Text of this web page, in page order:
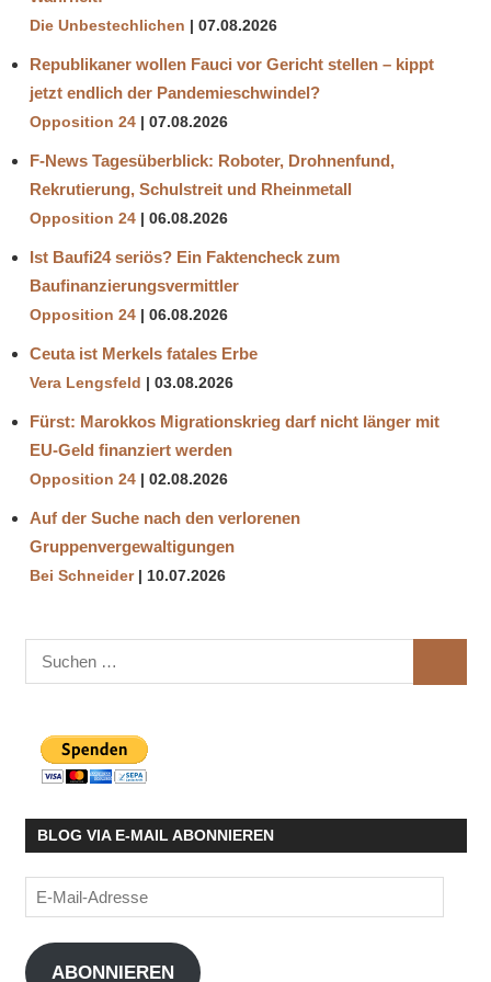
Die Unbestechlichen 07.08.2026
Republikaner wollen Fauci vor Gericht stellen – kippt
jetzt endlich der Pandemieschwindel?
Opposition 24 07.08.2026
F-News Tagesüberblick: Roboter, Drohnenfund,
Rekrutierung, Schulstreit und Rheinmetall
Opposition 24 06.08.2026
Ist Baufi24 seriös? Ein Faktencheck zum
Baufinanzierungsvermittler
Opposition 24 06.08.2026
Ceuta ist Merkels fatales Erbe
Vera Lengsfeld 03.08.2026
Fürst: Marokkos Migrationskrieg darf nicht länger mit
EU-Geld finanziert werden
Opposition 24 02.08.2026
Auf der Suche nach den verlorenen
Gruppenvergewaltigungen
Bei Schneider 10.07.2026
Suchen
nach:
BLOG VIA E-MAIL ABONNIEREN
E-
Mail-
Adresse
ABONNIEREN